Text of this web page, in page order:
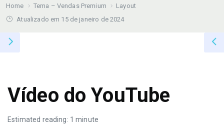
Home Tema – Vendas Premium
Layout
Atualizado em 15 de janeiro de 2024
Vídeo do YouTube
Estimated reading: 1 minute